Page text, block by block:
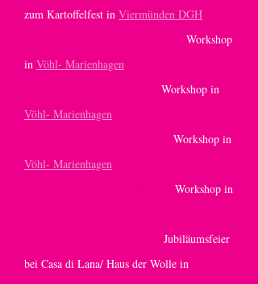
zum Kartoffelfest in Viermünden DGH
Workshop
in Vöhl- Marienhagen
Workshop in
Vöhl- Marienhagen
Workshop in
Vöhl- Marienhagen
Workshop in
Jubiläumsfeier
bei Casa di Lana/ Haus der Wolle in